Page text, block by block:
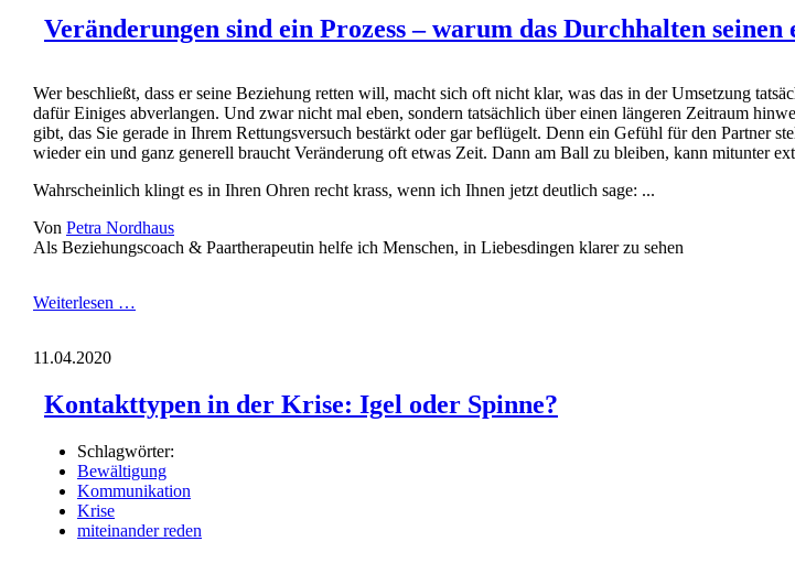
ein
besserer
(Teil1)
Veränderungen sind ein Prozess – warum das Durchhalten seinen
Wer beschließt, dass er seine Beziehung retten will, macht sich oft nicht klar, was das in der Umsetzung
dafür Einiges abverlangen. Und zwar nicht mal eben, sondern tatsächlich über einen längeren Zeitraum
gibt, das Sie gerade in Ihrem Rettungsversuch bestärkt oder gar beflügelt. Denn ein Gefühl für den Partner
wieder ein und ganz generell braucht Veränderung oft etwas Zeit. Dann am Ball zu bleiben, kann mitunter
Wahrscheinlich klingt es in Ihren Ohren recht krass, wenn ich Ihnen jetzt deutlich sage: ...
Von Petra Nordhaus
Als Beziehungscoach & Paartherapeutin helfe ich Menschen, in Liebesdingen klarer zu sehen
Weiterlesen …
warum
das
seinen
eigenen
Wert
11.04.2020
Kontakttypen in der Krise: Igel oder Spinne?
Schlagwörter:
Bewältigung
Kommunikation
Krise
miteinander reden